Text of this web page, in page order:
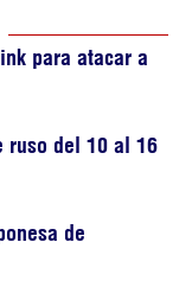
para atacar a
ruso del 10 al 16
de